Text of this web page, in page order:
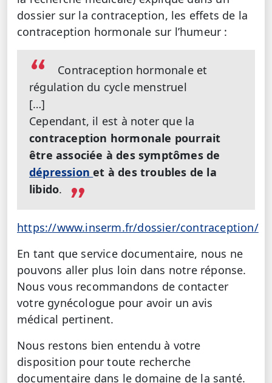
dossier sur la contraception, les effets de la
contraception hormonale sur l’humeur :
Contraception hormonale et
régulation du cycle menstruel
[…]
Cependant, il est à noter que la
contraception hormonale pourrait
être associée à des symptômes de
dépressionet à des troubles de la
libido.
https://www.inserm.fr/dossier/contraception/
En tant que service documentaire, nous ne
pouvons aller plus loin dans notre réponse.
Nous vous recommandons de contacter
votre gynécologue pour avoir un avis
médical pertinent.
Nous restons bien entendu à votre
disposition pour toute recherche
documentaire dans le domaine de la santé.